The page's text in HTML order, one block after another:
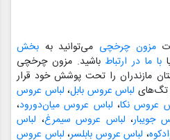
مزون چرخچی می‌توانید به بخش
با ما در ارتباط باشید. مزون چرخچی
مازندران را تحت پوشش خود قرار
تگ‌های لباس عروس بابل، لباس عروس
عروس نکا، لباس عروس میان‌دورود،
جویبار، لباس عروس سیمرغ، لباس
، لباس عروس بابلسر، لباس عروس